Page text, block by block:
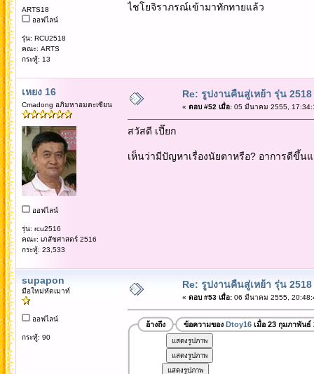
ARTS18
ออฟไลน์
รุ่น: RCU2518
คณะ: ARTS
กระทู้: 13
ไชโยจิราภรณ์เข้ามาทักทายแล้ว
เหยง 16
Cmadong อภิมหาอมตะเซียน
ออฟไลน์
รุ่น: rcu2516
คณะ: เภสัชศาสตร์ 2516
กระทู้: 23,533
Re: รูปงานคืนสู่เหย้า รุ่น 2518
« ตอบ #52 เมื่อ:05 มีนาคม 2555,
สวัสดี เปี๊ยก
เห็นว่ามีปัญหาเรื่องนัยตาหรือ? อาการดีขึ้น
supapon
มือใหม่หัดเมาท์
ออฟไลน์
กระทู้: 90
Re: รูปงานคืนสู่เหย้า รุ่น 2518
« ตอบ #53 เมื่อ:06 มีนาคม 2555,
อ้างถึง ข้อความของ Dtoy16เมื่อ 23 กุมภาพันธ์